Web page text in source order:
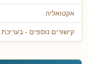
אקטואליה
קישורים נוספים - בעריכת